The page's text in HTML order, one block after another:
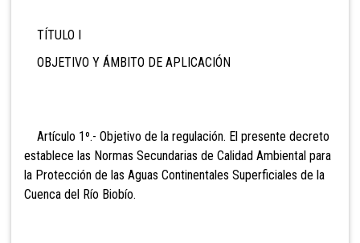
TÍTULO I
OBJETIVO Y ÁMBITO DE APLICACIÓN
Artículo 1º.- Objetivo de la regulación. El presente decreto
establece las Normas Secundarias de Calidad Ambiental para
la Protección de las Aguas Continentales Superficiales de la
Cuenca del Río Biobío.